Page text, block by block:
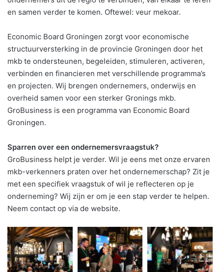
en samen verder te komen. Oftewel: veur mekoar.
Economic Board Groningen zorgt voor economische
structuurversterking in de provincie Groningen door het
mkb te ondersteunen, begeleiden, stimuleren, activeren,
verbinden en financieren met verschillende programma’s
en projecten. Wij brengen ondernemers, onderwijs en
overheid samen voor een sterker Gronings mkb.
GroBusiness is een programma van Economic Board
Groningen.
Sparren over een ondernemersvraagstuk?
GroBusiness helpt je verder. Wil je eens met onze ervaren
mkb-verkenners praten over het ondernemerschap? Zit je
met een specifiek vraagstuk of wil je reflecteren op je
onderneming? Wij zijn er om je een stap verder te helpen.
Neem contact op via de website.